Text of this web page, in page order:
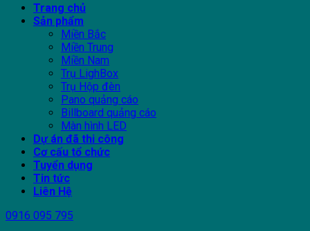
Trang chủ
Sản phẩm
Miền Bắc
Miền Trung
Miền Nam
Trụ LighBox
Trụ Hộp đèn
Pano quảng cáo
Billboard quảng cáo
Màn hình LED
Dự án đã thi công
Cơ cấu tổ chức
Tuyển dụng
Tin tức
Liên Hệ
0916 095 795